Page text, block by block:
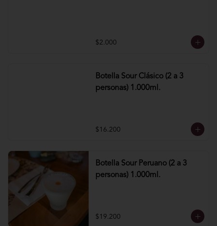
$2.000
Botella Sour Clásico (2 a 3
personas) 1.000ml.
$16.200
Botella Sour Peruano (2 a 3
personas) 1.000ml.
$19.200